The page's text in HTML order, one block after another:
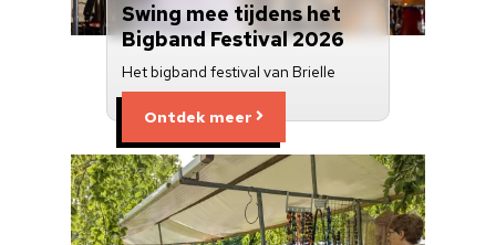
Swing mee tijdens het
Bigband Festival 2026
Het bigband festival van Brielle
Ontdek meer